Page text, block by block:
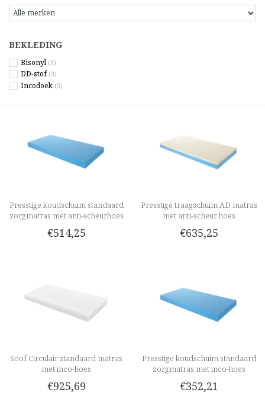
BEKLEDING
Bisonyl (3)
DD-stof (3)
Incodoek (3)
Presstige koudschuim standaard
zorgmatras met anti-scheurhoes
€514,25
Presstige traagschuim AD matras
met anti-scheur hoes
€635,25
Soof Circulair standaard matras
met inco-hoes
€925,69
Presstige koudschuim standaard
zorgmatras met inco-hoes
€352,21